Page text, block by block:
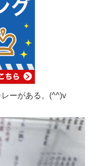
ーがある。(^^)v